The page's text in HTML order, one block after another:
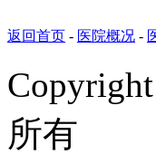
返回首页 - 医院概况 -
所有